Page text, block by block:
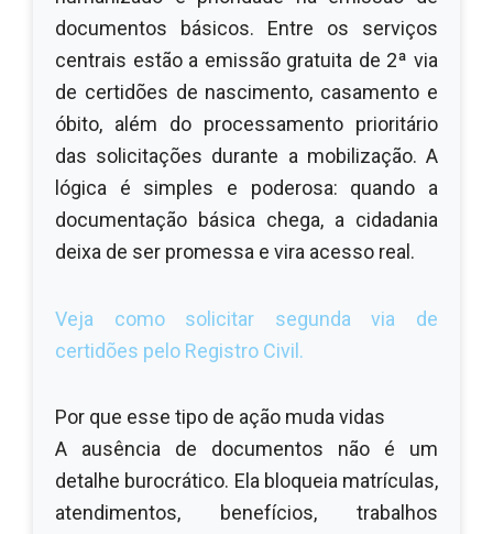
documentos básicos. Entre os serviços
centrais estão a emissão gratuita de 2ª via
de certidões de nascimento, casamento e
óbito, além do processamento prioritário
das solicitações durante a mobilização. A
lógica é simples e poderosa: quando a
documentação básica chega, a cidadania
deixa de ser promessa e vira acesso real.
Veja como solicitar segunda via de
certidões pelo Registro Civil.
Por que esse tipo de ação muda vidas
A ausência de documentos não é um
detalhe burocrático. Ela bloqueia matrículas,
atendimentos, benefícios, trabalhos